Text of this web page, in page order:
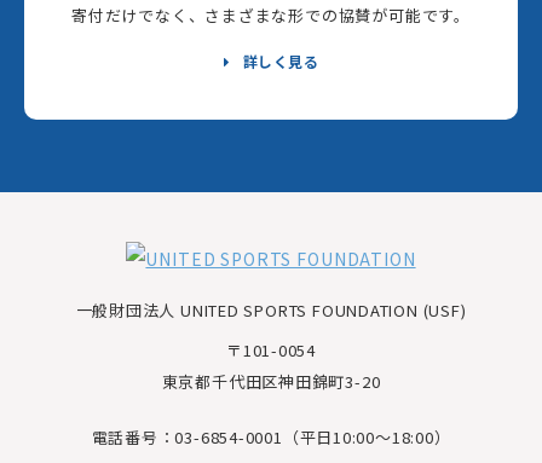
寄付だけでなく、さまざまな形での協賛が可能です。
詳しく見る
一般財団法人 UNITED SPORTS FOUNDATION (USF)
〒101-0054
東京都千代田区神田錦町3-20
電話番号：03-6854-0001（平日10:00～18:00）